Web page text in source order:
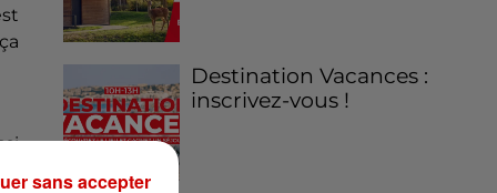
Destination Vacances :
inscrivez-vous !
sans accepter